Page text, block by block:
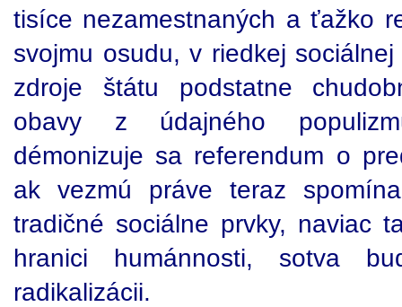
tisíce nezamestnaných a ťažko
svojmu osudu, v riedkej
zdroje štátu podstatne
obavy z údajného
démonizuje sa referendum o
ak vezmú práve teraz
tradičné sociálne prvky, naviac
hranici humánnosti, sotva
radikalizácii.